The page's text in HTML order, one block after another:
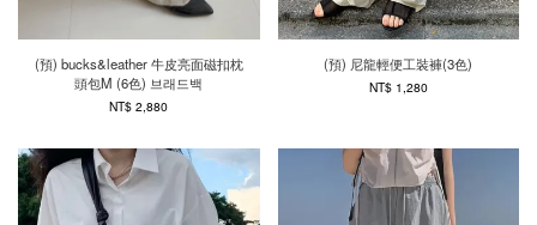
(預) bucks&leather 牛皮亮面磁扣枕
頭包M (6色) 브래드백
NT$ 2,880
(預) 尼龍輕便工裝褲(3色)
NT$ 1,280